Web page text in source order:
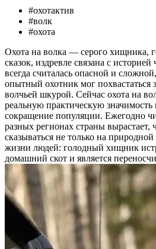
#охотактив
#волк
#охота
Охота на волка — серого хищника,
сказок, издревле связана с
всегда считалась опасной и
опытный охотник мог
волчьей шкурой. Сейчас охота на
реальную практическую
сокращение популяции. Ежегодно
разных регионах страны вырастает,
сказываться не только на
жизни людей: голодный хищник
домашний скот и является